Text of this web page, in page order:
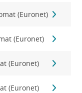
(Euronet)
(Euronet)
(Euronet)
(Euronet)